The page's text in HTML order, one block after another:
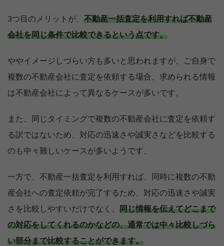
3つ目のメリットが、 不動産一括査定を利用すれば不動産
会社を同じ条件で比較できるという点です。
ややイメージしづらい方も多いと思われますが、ご自身で
複数の不動産会社に査定を依頼する場合、求められる情報
は不動産会社によって異なるケースが多いです。
また、同じタイミングで複数の不動産会社に査定を依頼す
る訳ではないため、対応の迅速さや誠実さなどを比較する
のも中々難しいケースが多いようです、
一方で、不動産一括査定を利用すれば、同時に複数の不動
産会社への査定依頼が完了するため、対応の迅速さや誠実
さを比較しやすいだけでなく、 同じ情報を伝えてどこまで
の対応をしてくれるのかなどの、通常では中々比較しづら
い部分まで比較することができます。